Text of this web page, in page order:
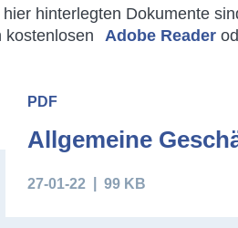
hier hinterlegten Dokumente
kostenlosen
Adobe Reader
PDF
Allgemeine
27-01-22 99 KB